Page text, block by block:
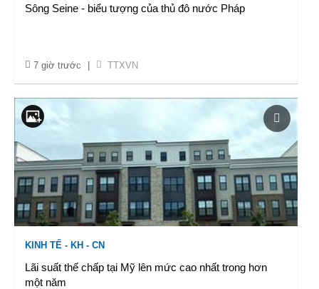
Sông Seine - biểu tượng của thủ đô nước Pháp
7 giờ trước TTXVN
KINH TẾ - KH - CN
Lãi suất thế chấp tại Mỹ lên mức cao nhất trong hơn
một năm